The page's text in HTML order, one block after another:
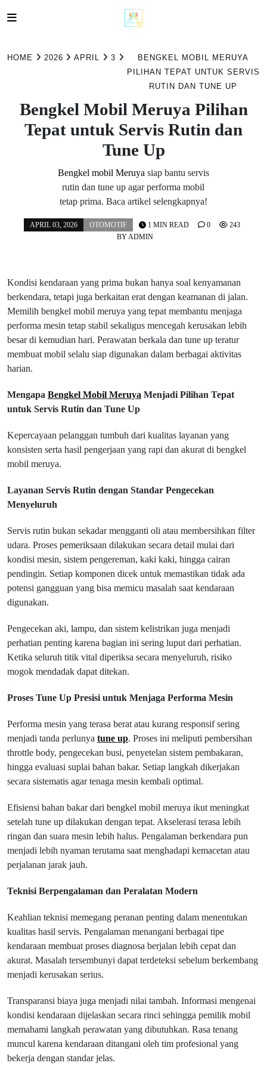
HOME 2026 APRIL 3
BENGKEL MOBIL MERUYA
PILIHAN TEPAT UNTUK SERVIS
RUTIN DAN TUNE UP
Bengkel Mobil Meruya Pilihan
Tepat untuk Servis Rutin dan
Tune Up
Bengkel mobil Meruya siap bantu servis
rutin dan tune up agar performa mobil
tetap prima. Baca artikel selengkapnya!
APRIL 03, 2026
OTOMOTIF
BYADMIN
1 MIN READ 0 243
Kondisi kendaraan yang prima bukan hanya soal kenyamanan
berkendara, tetapi juga berkaitan erat dengan keamanan di jalan.
Memilih bengkel mobil meruya yang tepat membantu menjaga
performa mesin tetap stabil sekaligus mencegah kerusakan lebih
besar di kemudian hari. Perawatan berkala dan tune up teratur
membuat mobil selalu siap digunakan dalam berbagai aktivitas
harian.
Mengapa Bengkel Mobil Meruya Menjadi Pilihan Tepat
untuk Servis Rutin dan Tune Up
Kepercayaan pelanggan tumbuh dari kualitas layanan yang
konsisten serta hasil pengerjaan yang rapi dan akurat di bengkel
mobil meruya.
Layanan Servis Rutin dengan Standar Pengecekan
Menyeluruh
Servis rutin bukan sekadar mengganti oli atau membersihkan filter
udara. Proses pemeriksaan dilakukan secara detail mulai dari
kondisi mesin, sistem pengereman, kaki kaki, hingga cairan
pendingin. Setiap komponen dicek untuk memastikan tidak ada
potensi gangguan yang bisa memicu masalah saat kendaraan
digunakan.
Pengecekan aki, lampu, dan sistem kelistrikan juga menjadi
perhatian penting karena bagian ini sering luput dari perhatian.
Ketika seluruh titik vital diperiksa secara menyeluruh, risiko
mogok mendadak dapat ditekan.
Proses Tune Up Presisi untuk Menjaga Performa Mesin
Performa mesin yang terasa berat atau kurang responsif sering
menjadi tanda perlunya tune up. Proses ini meliputi pembersihan
throttle body, pengecekan busi, penyetelan sistem pembakaran,
hingga evaluasi suplai bahan bakar. Setiap langkah dikerjakan
secara sistematis agar tenaga mesin kembali optimal.
Efisiensi bahan bakar dari bengkel mobil meruya ikut meningkat
setelah tune up dilakukan dengan tepat. Akselerasi terasa lebih
ringan dan suara mesin lebih halus. Pengalaman berkendara pun
menjadi lebih nyaman terutama saat menghadapi kemacetan atau
perjalanan jarak jauh.
Teknisi Berpengalaman dan Peralatan Modern
Keahlian teknisi memegang peranan penting dalam menentukan
kualitas hasil servis. Pengalaman menangani berbagai tipe
kendaraan membuat proses diagnosa berjalan lebih cepat dan
akurat. Masalah tersembunyi dapat terdeteksi sebelum berkembang
menjadi kerusakan serius.
Transparansi biaya juga menjadi nilai tambah. Informasi mengenai
kondisi kendaraan dijelaskan secara rinci sehingga pemilik mobil
memahami langkah perawatan yang dibutuhkan. Rasa tenang
muncul karena kendaraan ditangani oleh tim profesional yang
bekerja dengan standar jelas.